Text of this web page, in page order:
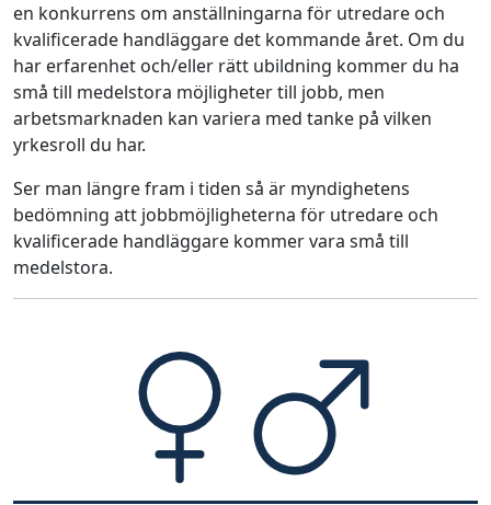
en konkurrens om anställningarna för utredare och
kvalificerade handläggare det kommande året. Om du
har erfarenhet och/eller rätt ubildning kommer du ha
små till medelstora möjligheter till jobb, men
arbetsmarknaden kan variera med tanke på vilken
yrkesroll du har.
Ser man längre fram i tiden så är myndighetens
bedömning att jobbmöjligheterna för utredare och
kvalificerade handläggare kommer vara små till
medelstora.